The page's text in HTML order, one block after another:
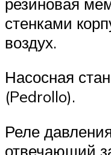
стенками
воздух.
Насосная
(Pedrollo).
Реле
отвечающий